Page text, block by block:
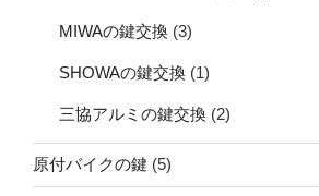
MIWAの鍵交換 (3)
SHOWAの鍵交換 (1)
三協アルミの鍵交換 (2)
原付バイクの鍵 (5)